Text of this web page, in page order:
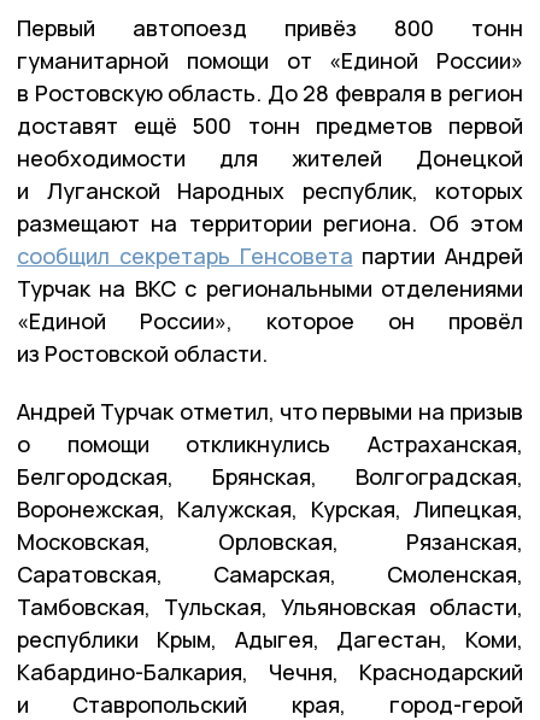
Первый автопоезд привёз 800 тонн
гуманитарной помощи от «Единой России»
в Ростовскую область. До 28 февраля в регион
доставят ещё 500 тонн предметов первой
необходимости для жителей Донецкой
и Луганской Народных республик, которых
размещают на территории региона. Об этом
сообщил секретарь Генсовета партии Андрей
Турчак на ВКС с региональными отделениями
«Единой России», которое он провёл
из Ростовской области.
Андрей Турчак отметил, что первыми на призыв
о помощи откликнулись Астраханская,
Белгородская, Брянская, Волгоградская,
Воронежская, Калужская, Курская, Липецкая,
Московская, Орловская, Рязанская,
Саратовская, Самарская, Смоленская,
Тамбовская, Тульская, Ульяновская области,
республики Крым, Адыгея, Дагестан, Коми,
Кабардино-Балкария, Чечня, Краснодарский
и Ставропольский края, город-герой